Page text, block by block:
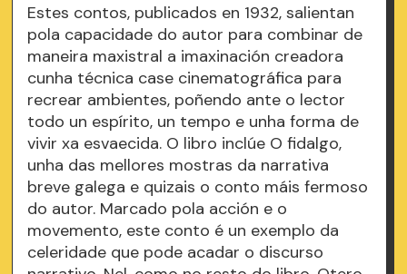
Estes contos, publicados en 1932, salientan
pola capacidade do autor para combinar de
maneira maxistral a imaxinación creadora
cunha técnica case cinematográfica para
recrear ambientes, poñendo ante o lector
todo un espírito, un tempo e unha forma de
vivir xa esvaecida. O libro inclúe O fidalgo,
unha das mellores mostras da narrativa
breve galega e quizais o conto máis fermoso
do autor. Marcado pola acción e o
movemento, este conto é un exemplo da
celeridade que pode acadar o discurso